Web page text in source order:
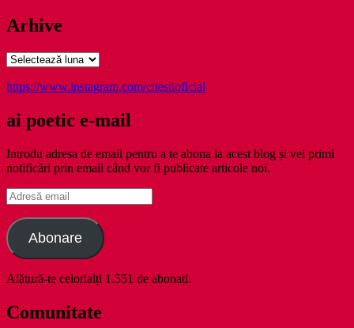
Arhive
Arhive
https://www.instagram.com/citestioficial
ai poetic e-mail
Introdu adresa de email pentru a te abona la acest blog și vei primi
notificări prin email când vor fi publicate articole noi.
Adresă
email
Abonare
Alătură-te celorlalți 1.551 de abonați.
Comunitate